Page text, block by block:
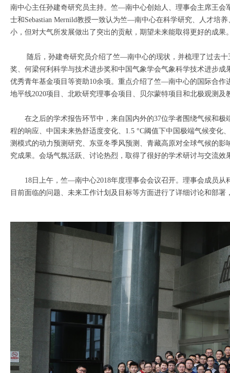
南中心主任孙建奇研究员主持。竺—南中心创始人、理事会主席王会
士和Sebastian Mernild教授一致认为竺—南中心在科学研究、人才培
小，但对大气所发展做出了突出的贡献，期望未来能取得更好的成果
随后，孙建奇研究员介绍了竺—南中心的现状，并梳理了过去
奖、何梁何利科学与技术进步奖和中国气象学会气象科学技术进步
优秀青年基金项目等资助10余项。重点介绍了竺—南中心的国际合作
地平线2020项目、北欧研究理事会项目、贝尔蒙特项目和北极观测
在之后的学术报告环节中，来自国内外的37位学者围绕气候和
程的响应、中国未来热舒适度变化、1.5 °C阈值下中国极端气候变
测模式的动力预测研究、东亚冬季风预测、青藏高原对全球气候的
究成果。会场气氛活跃、讨论热烈，取得了很好的学术研讨与交流效
18日上午，竺—南中心2018年度理事会会议召开。理事会成员从
目前面临的问题、未来工作计划及目标等方面进行了详细讨论和部